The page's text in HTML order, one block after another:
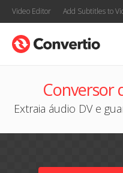
Video Editor Add Subtitles to
Conversor
Extraia áudio DV e